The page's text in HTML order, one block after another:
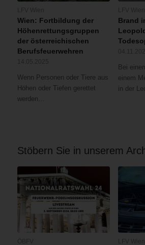
Wien: Fortbildung der
Höhenrettungsgruppen
der österreichischen
Berufsfeuerwehren
Wenn Personen oder Tiere aus
Höhen oder Tiefen gerettet
werden…
Brand
Bei
einem
in der
Stöbern Sie in unserem